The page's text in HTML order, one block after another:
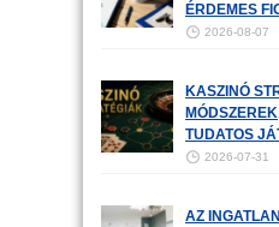
ÉRDEMES
2026-08-07
KASZINÓ
TUDATOS
2026-07-31
AZ